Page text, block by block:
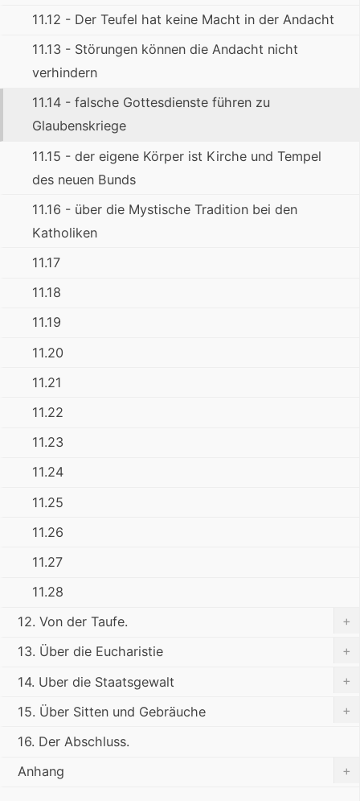
11.12 - Der Teufel hat keine Macht in der Andacht
11.13 - Störungen können die Andacht nicht
verhindern
11.14 - falsche Gottesdienste führen zu
Glaubenskriege
11.15 - der eigene Körper ist Kirche und Tempel
des neuen Bunds
11.16 - über die Mystische Tradition bei den
Katholiken
11.17
11.18
11.19
11.20
11.21
11.22
11.23
11.24
11.25
11.26
11.27
11.28
12. Von der Taufe.
+
13. Über die Eucharistie
+
14. Uber die Staatsgewalt
+
15. Über Sitten und Gebräuche
+
16. Der Abschluss.
Anhang
+